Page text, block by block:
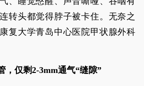
转头都觉得脖子被卡住。无奈之
复大学青岛中心医院甲状腺外科
，仅剩2-3mm通气“缝隙”